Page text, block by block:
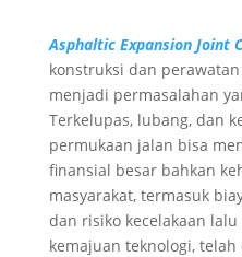
Asphaltic Expansion Joint
konstruksi dan
menjadi permasalahan
Terkelupas, lubang, dan
permukaan jalan bisa
finansial besar bahkan
masyarakat, termasuk
dan risiko kecelakaan
kemajuan teknologi,